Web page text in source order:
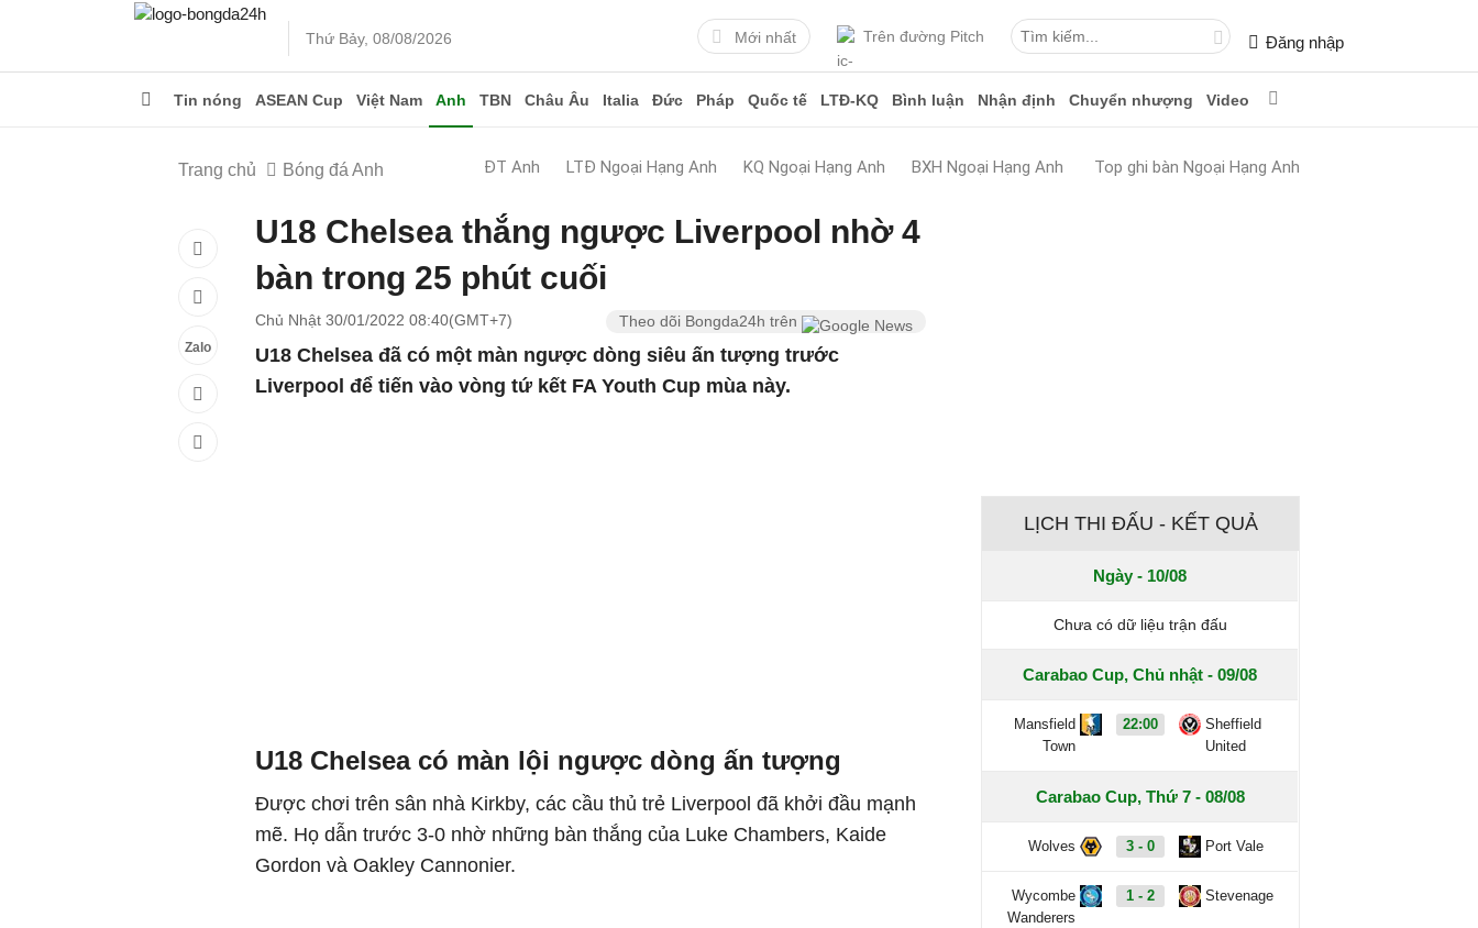
Thứ Bảy, 08/08/2026 Mới nhất Trên đường Pitch Đăng nhập
Tin nóng ASEAN Cup Việt Nam Anh TBN Châu Âu Italia Đức Pháp Quốc tế LTĐ-KQ Bình luận Nhận định Chuyển nhượng Video
Trang chủ Bóng đá Anh ĐT Anh LTĐ Ngoại Hạng Anh KQ Ngoại Hạng Anh BXH Ngoại Hạng Anh Top ghi bàn Ngoại Hạng Anh
Zalo
U18 Chelsea thắng ngược Liverpool nhờ 4
bàn trong 25 phút cuối
Chủ Nhật 30/01/2022 08:40(GMT+7) Theo dõi Bongda24h trên
U18 Chelsea đã có một màn ngược dòng siêu ấn tượng trước
Liverpool để tiến vào vòng tứ kết FA Youth Cup mùa này.
U18 Chelsea có màn lội ngược dòng ấn tượng
Được chơi trên sân nhà Kirkby, các cầu thủ trẻ Liverpool đã khởi đầu mạnh
mẽ. Họ dẫn trước 3-0 nhờ những bàn thắng của Luke Chambers, Kaide
Gordon và Oakley Cannonier.
LỊCH THI ĐẤU - KẾT QUẢ
Ngày - 10/08
Chưa có dữ liệu trận đấu
Carabao Cup, Chủ nhật - 09/08
Mansfield
Town
22:00
Sheffield
United
Carabao Cup, Thứ 7 - 08/08
Wolves 3 - 0 Port Vale
Wycombe
Wanderers
1 - 2 Stevenage